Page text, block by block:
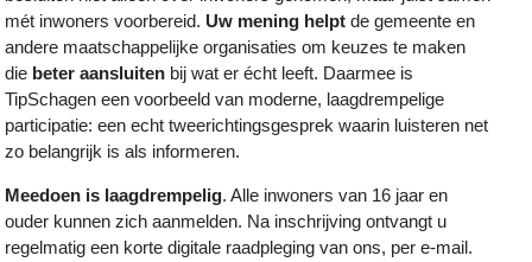
mét inwoners voorbereid. Uw mening helpt de gemeente en
andere maatschappelijke organisaties om keuzes te maken
die beter aansluiten bij wat er écht leeft. Daarmee is
TipSchagen een voorbeeld van moderne, laagdrempelige
participatie: een echt tweerichtingsgesprek waarin luisteren net
zo belangrijk is als informeren.
Meedoen is laagdrempelig. Alle inwoners van 16 jaar en
ouder kunnen zich aanmelden. Na inschrijving ontvangt u
regelmatig een korte digitale raadpleging van ons, per e-mail.